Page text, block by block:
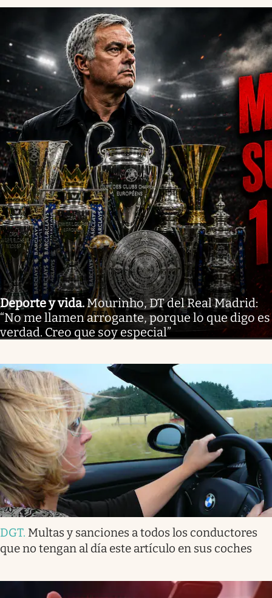
Deporte y vida.Mourinho, DT del Real Madrid:
“No me llamen arrogante, porque lo que digo es
verdad. Creo que soy especial”
DGT. Multas y sanciones a todos los conductores
que no tengan al día este artículo en sus coches